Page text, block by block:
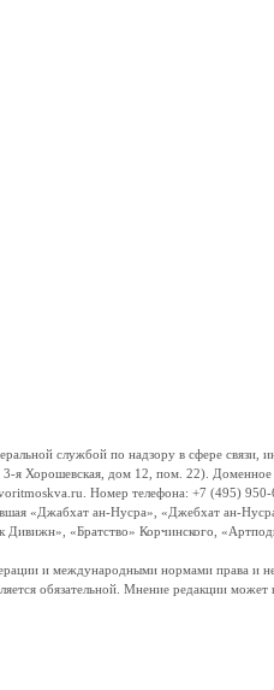
службой по надзору в сфере связи,
я Хорошевская, дом 12, пом. 22). Доменное
Номер телефона: +7 (495)
«Джабхат ан-Нусра», «Джебхат ан-
«Братство» Корчинского,
и международными нормами права и
обязательной. Мнение редакции может